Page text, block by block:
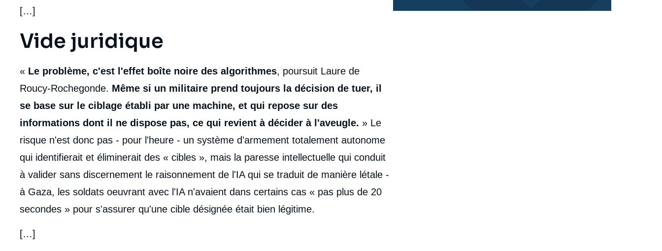
[…]
Titre
Edito
Vide juridique
body
« Le problème, c'est l'effet boîte noire des algorithmes, poursuit Laure de
Roucy-Rochegonde. Même si un militaire prend toujours la décision de tuer, il
se base sur le ciblage établi par une machine, et qui repose sur des
informations dont il ne dispose pas, ce qui revient à décider à l'aveugle. » Le
risque n'est donc pas - pour l'heure - un système d'armement totalement autonome
qui identifierait et éliminerait des « cibles », mais la paresse intellectuelle qui conduit
à valider sans discernement le raisonnement de l'IA qui se traduit de manière létale -
à Gaza, les soldats oeuvrant avec l'IA n'avaient dans certains cas « pas plus de 20
secondes » pour s'assurer qu'une cible désignée était bien légitime.
[…]